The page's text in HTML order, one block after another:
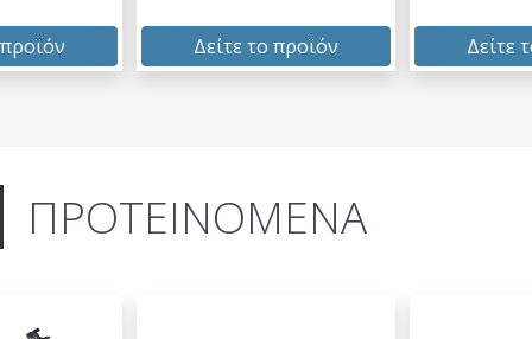
Δείτε το προϊόν
Δείτε
ΠΡΟΤΕΙΝΟΜΕΝΑ